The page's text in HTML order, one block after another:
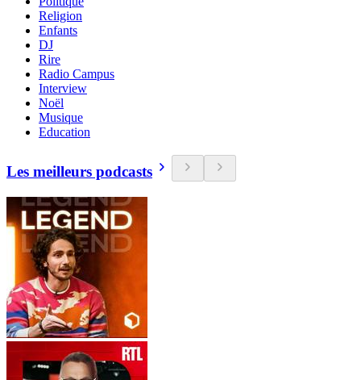
Religion
Enfants
DJ
Rire
Radio Campus
Interview
Noël
Musique
Education
Les meilleurs podcasts